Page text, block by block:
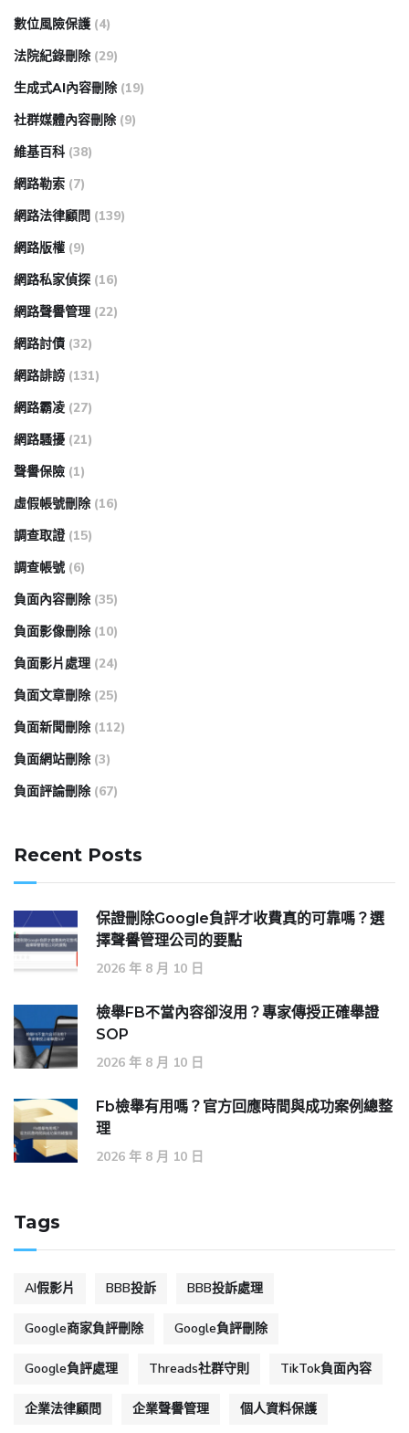
數位風險保護 (4)
法院紀錄刪除 (29)
生成式AI內容刪除 (19)
社群媒體內容刪除 (9)
維基百科 (38)
網路勒索 (7)
網路法律顧問 (139)
網路版權 (9)
網路私家偵探 (16)
網路聲譽管理 (22)
網路討債 (32)
網路誹謗 (131)
網路霸凌 (27)
網路騷擾 (21)
聲譽保險 (1)
虛假帳號刪除 (16)
調查取證 (15)
調查帳號 (6)
負面內容刪除 (35)
負面影像刪除 (10)
負面影片處理 (24)
負面文章刪除 (25)
負面新聞刪除 (112)
負面網站刪除 (3)
負面評論刪除 (67)
Recent Posts
保證刪除Google負評才收費真的可靠嗎？選
擇聲譽管理公司的要點
2026 年 8 月 10 日
檢舉FB不當內容卻沒用？專家傳授正確舉證
SOP
2026 年 8 月 10 日
Fb檢舉有用嗎？官方回應時間與成功案例總整
理
2026 年 8 月 10 日
Tags
AI假影片 BBB投訴 BBB投訴處理
Google商家負評刪除 Google負評刪除
Google負評處理 Threads社群守則 TikTok負面內容
企業法律顧問 企業聲譽管理 個人資料保護